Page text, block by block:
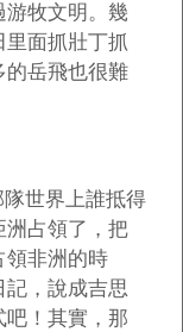
游牧文明。幾
面抓壯丁抓
的岳飛也很難
世界上誰抵得
洲占領了，把
領非洲的時
，說成吉思
！其實，那